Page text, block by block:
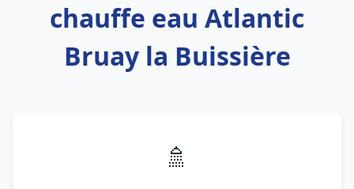
chauffe eau Atlantic
Bruay la Buissière
🚿